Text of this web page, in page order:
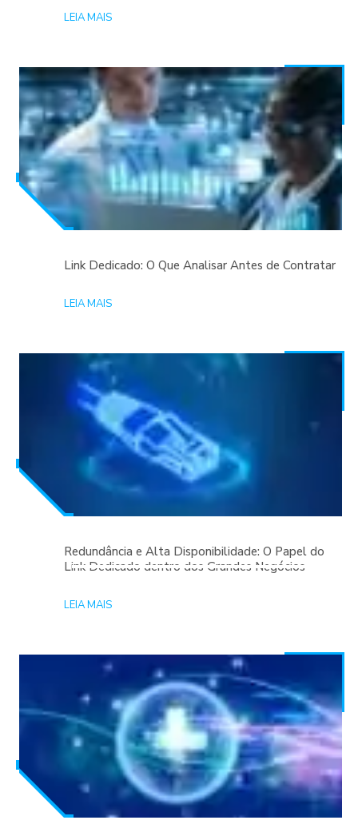
LEIA MAIS
Link Dedicado: O Que Analisar Antes de Contratar
LEIA MAIS
Redundância e Alta Disponibilidade: O Papel do
Link Dedicado dentro dos Grandes Negócios
LEIA MAIS